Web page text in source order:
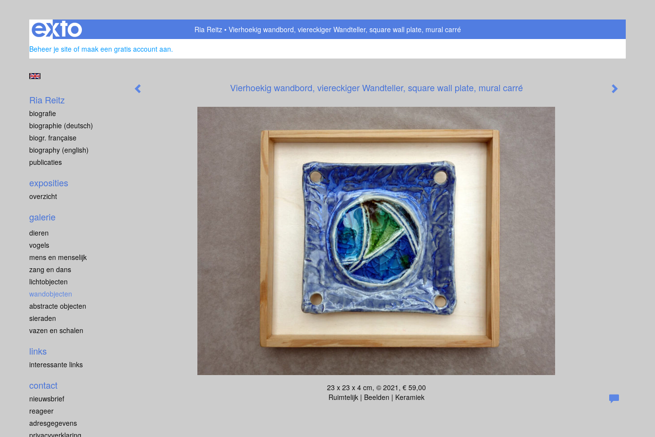
Ria Reitz
Vierhoekig wandbord, viereckiger Wandteller, square wall plate, mural carré
Beheer je site of maak een gratis account aan.
Vierhoekig wandbord, viereckiger Wandteller, square wall plate, mural carré
23 x 23 x 4 cm, © 2021, € 59,00
Ruimtelijk | Beelden | Keramiek
Ria Reitz
biografie
biographie (deutsch)
biogr. française
biography (english)
publicaties
exposities
overzicht
galerie
dieren
vogels
mens en menselijk
zang en dans
lichtobjecten
wandobjecten
abstracte objecten
sieraden
vazen en schalen
links
interessante links
contact
nieuwsbrief
reageer
adresgegevens
privacyverklaring